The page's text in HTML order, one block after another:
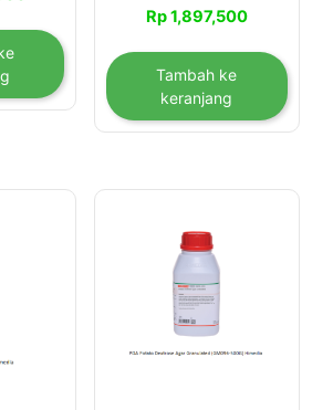
Rp1,897,500
Tambah ke
keranjang